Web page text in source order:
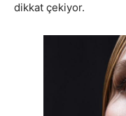
dikkat çekiyor.